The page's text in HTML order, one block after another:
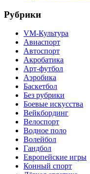
Рубрики
VM-Культура
Авиаспорт
Автоспорт
Акробатика
Арт-футбол
Аэробика
Баскетбол
Без рубрики
Боевые искусства
Вейкбординг
Велоспорт
Водное поло
Волейбол
Гандбол
Европейские игры
Конный спорт